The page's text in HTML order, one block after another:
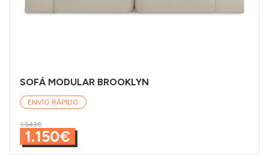
SOFÁ MODULAR BROOKLYN
ENVÍO RÁPIDO
1.643€
1.150€